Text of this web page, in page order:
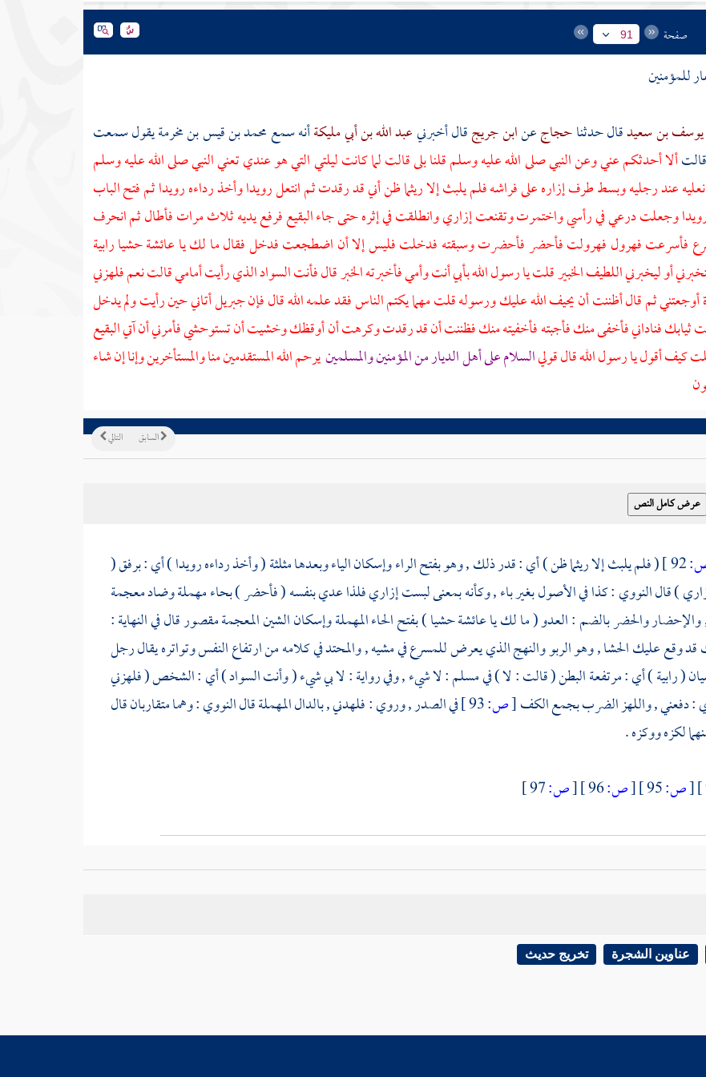
صفحة 91
للمؤمنين
يوسف بن سعيدقال حدثناحجاجعنابن جريجقال أخبرنيعبد الله بن أبي مليكةأنه سمعمحمد بن قيس بن مخرمةيقول سمعت
ألا أحدثكم عني وعن النبي صلى الله عليه وسلم قلنا بلى قالت لما كانت ليلتي التي هو عندي تعني النبي صلى الله عليه وسلم
عند رجليه وبسط طرف إزاره على فراشه فلم يلبث إلا ريثما ظن أني قد رقدت ثم انتعل رويدا وأخذ رداءه رويدا ثم فتح الباب
وجعلت درعي في رأسي واختمرت وتقنعت إزاري وانطلقت في إثره حتى جاءالبقيعفرفع يديه ثلاث مرات فأطال ثم انحرف
فأسرعت فهرول فهرولت فأحضر فأحضرت وسبقته فدخلت فليس إلا أن اضطجعت فدخل فقال ما لك ياعائشةحشيا رابية
أو ليخبرني اللطيف الخبير قلت يا رسول الله بأبي أنت وأمي فأخبرته الخبر قال فأنت السواد الذي رأيت أمامي قالت نعم فلهزني
ثم قال أظننت أن يحيف الله عليك ورسوله قلت مهما يكتم الناس فقد علمه الله قال فإنجبريلأتاني حين رأيت ولم يدخل
فناداني فأخفى منك فأجبته فأخفيته منك فظننت أن قد رقدت وكرهت أن أوقظك وخشيت أن تستوحشي فأمرني أن آتيالبقيع
كيف أقول يا رسول الله قال قوليالسلام على أهل الديار من المؤمنين والمسلمينيرحم الله المستقدمين منا والمستأخرين وإنا إن شاء
التالي السابق
( فلم يلبث إلا ريثما ظن ) أي : قدر ذلك , وهو بفتح الراء وإسكان الياء وبعدها مثلثة ( وأخذ رداءه رويدا ) أي : برفق (
) قالالنووي: كذا في الأصول بغير باء , وكأنه بمعنى لبست إزاري فلذا عدي بنفسه ( فأحضر ) بحاء مهملة وضاد معجمة
والحضر بالضم : العدو ( ما لك ياعائشةحشيا ) بفتح الحاء المهملة وإسكان الشين المعجمة مقصور قال في النهاية :
وقع عليك الحشا , وهو الربو والنهج الذي يعرض للمسرع في مشيه , والمحتد في كلامه من ارتفاع النفس وتواتره يقال رجل
( رابية ) أي : مرتفعة البطن ( قالت : لا ) فيمسلم: لا شيء , وفي رواية : لا بي شيء ( وأنت السواد ) أي : الشخص ( فلهزني
: دفعني , واللهز الضرب بجمع الكف[ص: في الصدر , وروي : فلهدني , بالدال المهملة قالالنووي: وهما متقاربان قال
لكزه ووكزه .
[ص: [ص: [ص:
عناوين الشجرة تخريج حديث